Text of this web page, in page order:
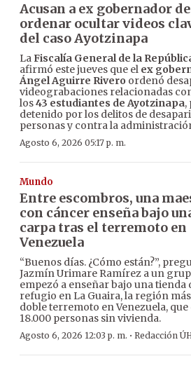
Acusan a ex gobernador de
ordenar ocultar videos
del caso Ayotzinapa
LaFiscalía General de la
afirmó este jueves que el ex
Ángel Aguirre Rivero ordenó
videograbaciones relacionadas
los43 estudiantes de Ayotzinapa,
detenido por los delitos de
personas y contra la
Agosto 6, 2026 05:17 p. m.
Mundo
Entre escombros, una
con cáncer enseña bajo
carpa tras el terremoto en
Venezuela
“Buenos días. ¿Cómo están?”,
Jazmín Urimare Ramírez a un
empezó a enseñar bajo una tienda
refugio en La Guaira, la región
doble terremoto en Venezuela, que
18.000 personas sin vivienda.
Agosto 6, 2026 12:03 p. m. · Redacción